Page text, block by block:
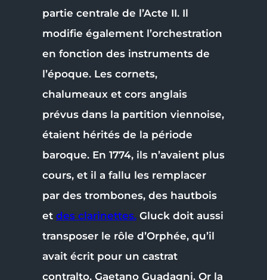
partie centrale de l’Acte II. Il
modifie également l’orchestration
en fonction des instruments de
l’époque. Les cornets,
chalumeaux et cors anglais
prévus dans la partition viennoise,
étaient hérités de la période
baroque. En 1774, ils n’avaient plus
cours, et il a fallu les remplacer
par des trombones, des hautbois
et des clarinettes. Gluck doit aussi
transposer le rôle d’Orphée, qu’il
avait écrit pour un castrat
contralto, Gaetano Guadagni. Or la